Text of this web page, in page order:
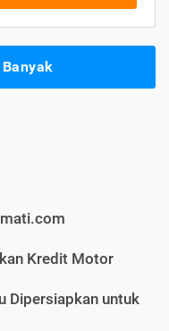
Kredit Motor
Dipersiapkan untuk